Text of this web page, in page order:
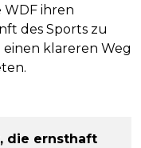
WDF ihren
des Sports zu
klareren Weg
die ernsthaft